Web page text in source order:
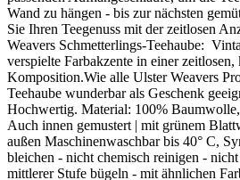
Wand zu hängen - bis zur nächsten
Sie Ihren Teegenuss mit der zeitlosen
Weavers Schmetterlings-Teehaube:
verspielte Farbakzente in einer zeitlosen,
Komposition.Wie alle Ulster Weavers
Teehaube wunderbar als Geschenk
Hochwertig. Material: 100%
Auch innen gemustert | mit grünem
außen Maschinenwaschbar bis 40° C,
bleichen - nicht chemisch reinigen -
mittlerer Stufe bügeln - mit ähnlichen